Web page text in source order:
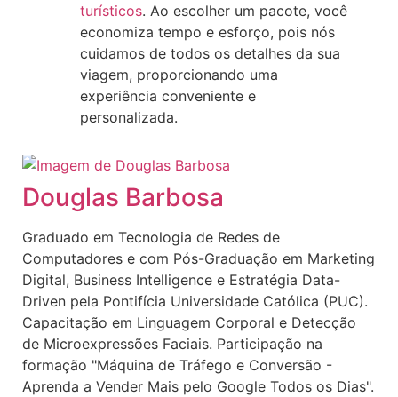
turísticos. Ao escolher um pacote, você
economiza tempo e esforço, pois nós
cuidamos de todos os detalhes da sua
viagem, proporcionando uma
experiência conveniente e
personalizada.
Douglas Barbosa
Graduado em Tecnologia de Redes de
Computadores e com Pós-Graduação em Marketing
Digital, Business Intelligence e Estratégia Data-
Driven pela Pontifícia Universidade Católica (PUC).
Capacitação em Linguagem Corporal e Detecção
de Microexpressões Faciais. Participação na
formação "Máquina de Tráfego e Conversão -
Aprenda a Vender Mais pelo Google Todos os Dias".